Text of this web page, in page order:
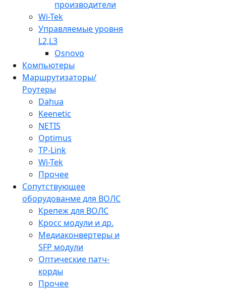
производители
Wi-Tek
Управляемые уровня
L2,L3
Osnovo
Компьютеры
Маршрутизаторы/
Роутеры
Dahua
Keenetic
NETIS
Optimus
TP-Link
Wi-Tek
Прочее
Сопутствующее
оборудованме для ВОЛС
Крепеж для ВОЛС
Кросс модули и др.
Медиаконвертеры и
SFP модули
Оптические патч-
корды
Прочее